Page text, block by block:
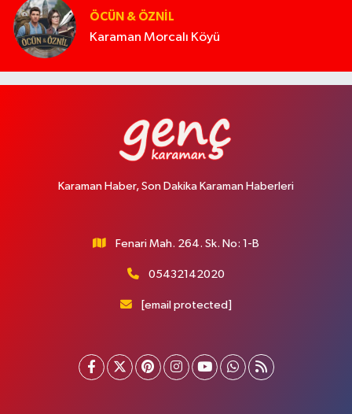
ÖCÜN & ÖZNIL
Karaman Morcalı Köyü
Karaman Haber, Son Dakika Karaman Haberleri
Fenari Mah. 264. Sk. No: 1-B
05432142020
[email protected]